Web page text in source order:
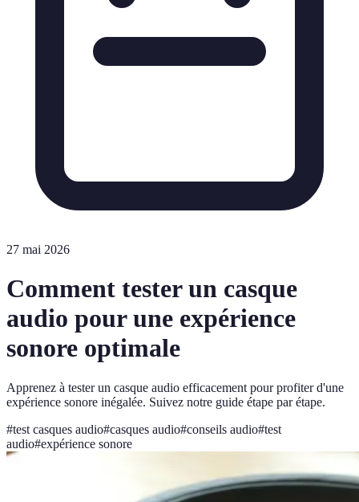
27 mai 2026
Comment tester un casque
audio pour une expérience
sonore optimale
Apprenez à tester un casque audio efficacement pour profiter d'une
expérience sonore inégalée. Suivez notre guide étape par étape.
#test casques audio#casques audio#conseils audio#test
audio#expérience sonore